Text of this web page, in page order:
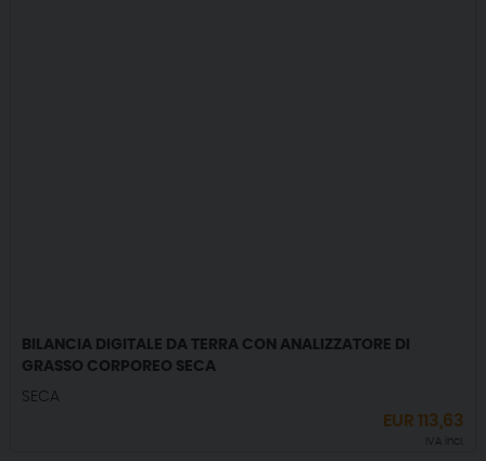
BILANCIA DIGITALE DA TERRA CON ANALIZZATORE DI
GRASSO CORPOREO SECA
SECA
EUR113,63
IVA incl.